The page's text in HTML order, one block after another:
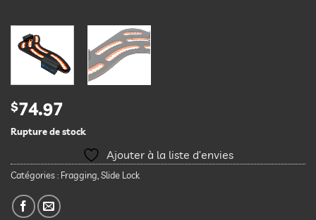
$74.97
Rupture de stock
Ajouter à la liste d’envies
Catégories : Fragging Slide Lock